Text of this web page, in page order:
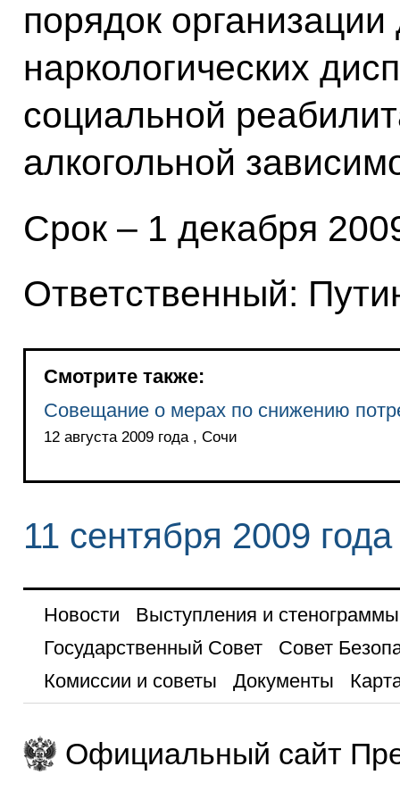
порядок организации
наркологических
социальной
алкогольной
Срок – 1 декабря
Ответственный:
Смотрите также:
Совещание о мерах по снижению
12 августа 2009 года , Сочи
11 сентября 2009 года
Новости
Выступления и стенограммы
Государственный Совет
Совет
Комиссии и советы
Документы
Официальный сайт